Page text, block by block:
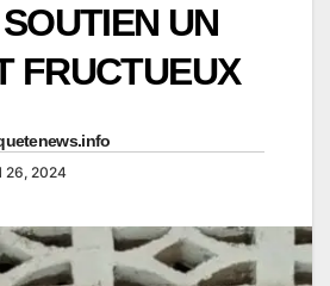
UN
FRUCTUEUX
26, 2024